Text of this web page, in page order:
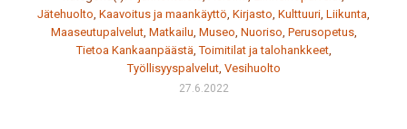
Jätehuolto, Kaavoitus ja maankäyttö, Kirjasto, Kulttuuri, Liikunta,
Maaseutupalvelut, Matkailu, Museo, Nuoriso, Perusopetus,
Tietoa Kankaanpäästä,Toimitilat ja talohankkeet,
Työllisyyspalvelut, Vesihuolto
27.6.2022